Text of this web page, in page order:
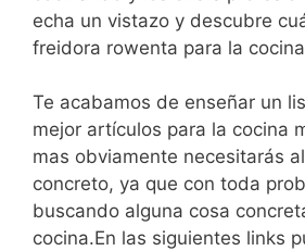
echa un vistazo y descubre
freidora rowenta para la
Te acabamos de enseñar un
mejor artículos para la cocina
mas obviamente necesitarás
concreto, ya que con toda
buscando alguna cosa
cocina.En las siguientes links